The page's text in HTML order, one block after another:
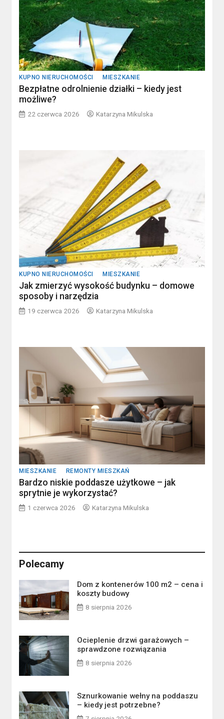
KUPNO NIERUCHOMOŚCI MIESZKANIE
Bezpłatne odrolnienie działki – kiedy jest
możliwe?
22 czerwca 2026 Katarzyna Mikulska
KUPNO NIERUCHOMOŚCI MIESZKANIE
Jak zmierzyć wysokość budynku – domowe
sposoby i narzędzia
19 czerwca 2026 Katarzyna Mikulska
MIESZKANIE REMONTY MIESZKAŃ
Bardzo niskie poddasze użytkowe – jak
sprytnie je wykorzystać?
1 czerwca 2026 Katarzyna Mikulska
Polecamy
Dom z kontenerów 100 m2 – cena i
koszty budowy
8 sierpnia 2026
Ocieplenie drzwi garażowych –
sprawdzone rozwiązania
8 sierpnia 2026
Sznurkowanie wełny na poddaszu
– kiedy jest potrzebne?